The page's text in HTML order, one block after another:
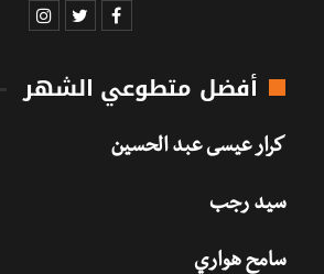
أفضل متطوعي الشهر
كرار عيسى عبد الحسين
سيد رجب
سامح هواري